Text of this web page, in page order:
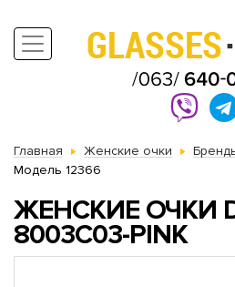
Главная Женские очки
Модель 12366
ЖЕНСКИЕ ОЧКИ
8003C03-PINK